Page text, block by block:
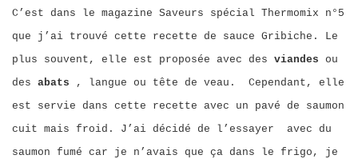
C’est dans le magazine Saveurs spécial Thermomix n°5
que j’ai trouvé cette recette de sauce Gribiche. Le
plus souvent, elle est proposée avec des viandes ou
des abats , langue ou tête de veau. Cependant, elle
est servie dans cette recette avec un pavé de saumon
cuit mais froid. J’ai décidé de l’essayer avec du
saumon fumé car je n’avais que ça dans le frigo, je